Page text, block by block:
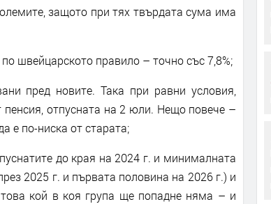
защото при тях твърдата сума има
швейцарското правило – точно със 7,8%;
пред новите. Така при равни условия,
отпусната на 2 юли. Нещо повече –
е по-ниска от старата;
до края на 2024 г. и минималната
2025 г. и първата половина на 2026 г.) и
кой в коя група ще попадне няма – и